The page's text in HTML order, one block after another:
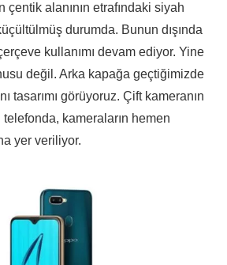
çentik alanının etrafındaki siyah
durumda. Bunun dışında
kullanımı devam ediyor. Yine
değil. Arka kapağa geçtiğimizde
tasarımı görüyoruz. Çift kameranın
telefonda, kameraların hemen
yer veriliyor.